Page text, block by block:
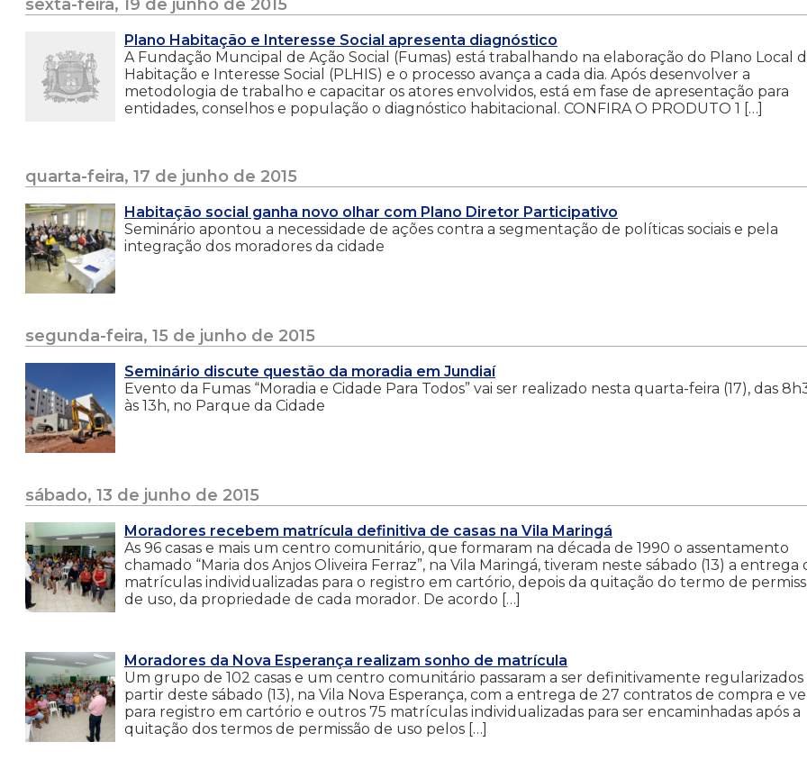
sexta-feira, 19 de junho de 2015
Plano Habitação e Interesse Social apresenta diagnóstico
A Fundação Muncipal de Ação Social (Fumas) está trabalhando na elaboração do Plano Local
Habitação e Interesse Social (PLHIS) e o processo avança a cada dia. Após desenvolver a
metodologia de trabalho e capacitar os atores envolvidos, está em fase de apresentação para
entidades, conselhos e população o diagnóstico habitacional. CONFIRA O PRODUTO 1 […]
quarta-feira, 17 de junho de 2015
Habitação social ganha novo olhar com Plano Diretor Participativo
Seminário apontou a necessidade de ações contra a segmentação de políticas sociais e pela
integração dos moradores da cidade
segunda-feira, 15 de junho de 2015
Seminário discute questão da moradia em Jundiaí
Evento da Fumas “Moradia e Cidade Para Todos” vai ser realizado nesta quarta-feira (17), das
às 13h, no Parque da Cidade
sábado, 13 de junho de 2015
Moradores recebem matrícula definitiva de casas na Vila Maringá
As 96 casas e mais um centro comunitário, que formaram na década de 1990 o assentamento
chamado “Maria dos Anjos Oliveira Ferraz”, na Vila Maringá, tiveram neste sábado (13) a entrega
matrículas individualizadas para o registro em cartório, depois da quitação do termo de
de uso, da propriedade de cada morador. De acordo […]
Moradores da Nova Esperança realizam sonho de matrícula
Um grupo de 102 casas e um centro comunitário passaram a ser definitivamente regularizados
partir deste sábado (13), na Vila Nova Esperança, com a entrega de 27 contratos de compra e
para registro em cartório e outros 75 matrículas individualizadas para ser encaminhadas após a
quitação dos termos de permissão de uso pelos […]